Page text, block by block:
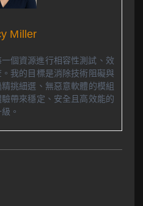
Miller
個資源進行相容性測試、效
我的目標是消除技術阻礙與
挑細選、無惡意軟體的模組
帶來穩定、安全且高效能的
。